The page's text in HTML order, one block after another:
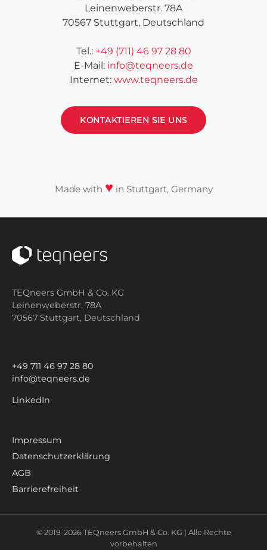
Leinenweberstr. 78A
70567 Stuttgart, Deutschland
Tel.: +49 (711) 46 97 28 80
E-Mail: info@teqneers.de
Internet: www.teqneers.de
KONTAKTIEREN SIE UNS
Made with ♥ in Stuttgart, Germany
TEQneers GmbH & Co. KG
Leinenweberstr. 78A
70567 Stuttgart, Deutschland
+49 711 46 97 28 80
info@teqneers.de
LinkedIn
Impressum
Datenschutzerklärung
AGB
Barrierefreiheit
© 2019-2026TEQneers GmbH & Co. KG | Alle Rechte
vorbehalten